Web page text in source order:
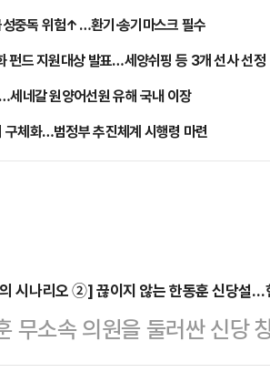
중독 위험↑…환기·송기마스크 필수
펀드 지원대상 발표…세양쉬핑 등 3개 선사 선정
네갈 원양어선원 유해 국내 이장
구체화…범정부 추진체계 시행령 마련
시나리오 ②] 끊이지 않는 한동훈 신당설…
무소속 의원을 둘러싼 신당
갑 보궐선거에서 당선되며